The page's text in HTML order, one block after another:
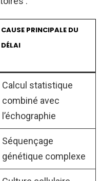
CAUSE PRINCIPALE DU
DÉLAI
Calcul statistique
combiné avec
l’échographie
Séquençage
génétique complexe